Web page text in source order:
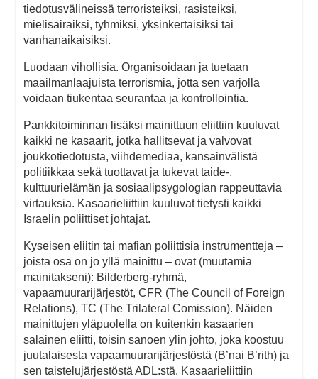
tiedotusvälineissä terroristeiksi, rasisteiksi,
mielisairaiksi, tyhmiksi, yksinkertaisiksi tai
vanhanaikaisiksi.
Luodaan vihollisia. Organisoidaan ja tuetaan
maailmanlaajuista terrorismia, jotta sen varjolla
voidaan tiukentaa seurantaa ja kontrollointia.
Pankkitoiminnan lisäksi mainittuun eliittiin kuuluvat
kaikki ne kasaarit, jotka hallitsevat ja valvovat
joukkotiedotusta, viihdemediaa, kansainvälistä
politiikkaa sekä tuottavat ja tukevat taide-,
kulttuurielämän ja sosiaalipsygologian rappeuttavia
virtauksia. Kasaarieliittiin kuuluvat tietysti kaikki
Israelin poliittiset johtajat.
Kyseisen eliitin tai mafian poliittisia instrumentteja –
joista osa on jo yllä mainittu – ovat (muutamia
mainitakseni): Bilderberg-ryhmä,
vapaamuurarijärjestöt, CFR (The Council of Foreign
Relations), TC (The Trilateral Comission). Näiden
mainittujen yläpuolella on kuitenkin kasaarien
salainen eliitti, toisin sanoen ylin johto, joka koostuu
juutalaisesta vapaamuurarijärjestöstä (B’nai B’rith) ja
sen taistelujärjestöstä ADL:stä. Kasaarieliittiin